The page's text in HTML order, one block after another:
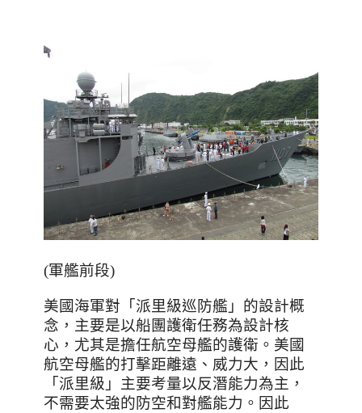
(軍艦前段)
美國海軍對「派里級巡防艦」的設計概
念，主要是以船團護衛任務為設計核
心，尤其是擔任航空母艦的護衛。美國
航空母艦的打擊距離遠、威力大，因此
「派里級」主要考量以反潛能力為主，
不需要太強的防空和對艦能力。因此